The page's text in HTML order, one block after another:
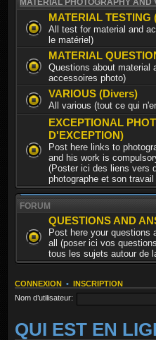
MATERIAL
All test for material and
le matériel)
MATERIAL
Questions about material
accessoires photo)
VARIOUS (Divers)
All various (tout ce qui
EXCEPTIONAL
D'EXCEPTION)
Post here links to
and his work is
(Poster ici des liens vers
photographe et son
FORUM
QUESTIONS AND
Post here your questions
all (poser ici vos
tous les sujets autour de
CONNEXION • INSCRIPTION
Nom d’utilisateur:
QUI EST EN